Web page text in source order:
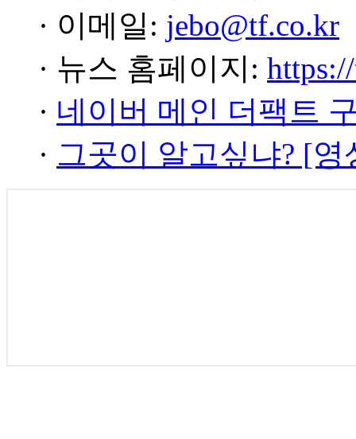
· 이메일: jebo@tf.co.kr
· 뉴스 홈페이지:
· 네이버 메인 더팩트
· 그곳이 알고싶냐? [